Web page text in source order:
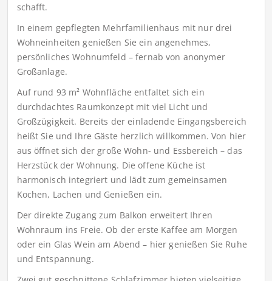
schafft.
In einem gepflegten Mehrfamilienhaus mit nur drei
Wohneinheiten genießen Sie ein angenehmes,
persönliches Wohnumfeld – fernab von anonymer
Großanlage.
Auf rund 93 m² Wohnfläche entfaltet sich ein
durchdachtes Raumkonzept mit viel Licht und
Großzügigkeit. Bereits der einladende Eingangsbereich
heißt Sie und Ihre Gäste herzlich willkommen. Von hier
aus öffnet sich der große Wohn- und Essbereich – das
Herzstück der Wohnung. Die offene Küche ist
harmonisch integriert und lädt zum gemeinsamen
Kochen, Lachen und Genießen ein.
Der direkte Zugang zum Balkon erweitert Ihren
Wohnraum ins Freie. Ob der erste Kaffee am Morgen
oder ein Glas Wein am Abend – hier genießen Sie Ruhe
und Entspannung.